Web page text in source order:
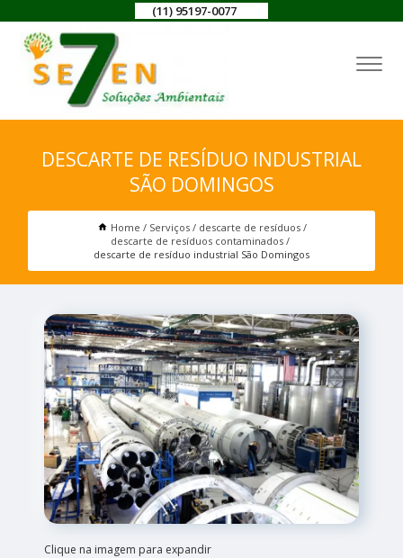
(11) 95197-0077
DESCARTE DE RESÍDUO INDUSTRIAL
SÃO DOMINGOS
Home Serviços
descarte de resíduos
descarte de resíduos contaminados
descarte de resíduo industrial São Domingos
Clique na imagem para expandir